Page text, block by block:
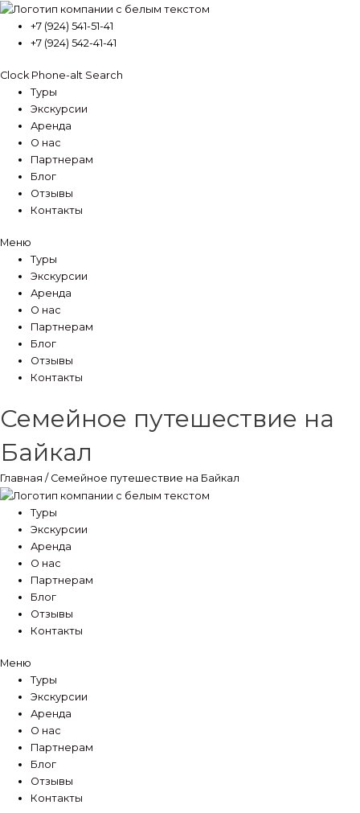
Перейти
содержимому
+7 (924) 541-51-41
+7 (924) 542-41-41
Clock Phone-alt Search
Туры
Экскурсии
Аренда
О нас
Партнерам
Блог
Отзывы
Контакты
Меню
Туры
Экскурсии
Аренда
О нас
Партнерам
Блог
Отзывы
Контакты
Семейное путешествие на
Байкал
Главная / Семейное путешествие на Байкал
Туры
Экскурсии
Аренда
О нас
Партнерам
Блог
Отзывы
Контакты
Меню
Туры
Экскурсии
Аренда
О нас
Партнерам
Блог
Отзывы
Контакты